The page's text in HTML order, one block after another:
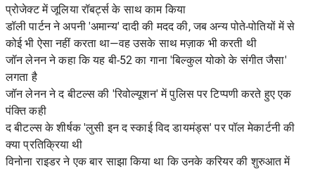
प्रोजेक्ट में जूलिया रॉबर्ट्स के साथ काम किया
डॉली पार्टन ने अपनी 'अमान्य' दादी की मदद की, जब अन्य पोते-पोतियों में से
कोई भी ऐसा नहीं करता था—वह उसके साथ मज़ाक भी करती थी
जॉन लेनन ने कहा कि यह बी-52 का गाना 'बिल्कुल योको के संगीत जैसा'
लगता है
जॉन लेनन ने द बीटल्स की 'रिवोल्यूशन' में पुलिस पर टिप्पणी करते हुए एक
पंक्ति कही
द बीटल्स के शीर्षक 'लुसी इन द स्काई विद डायमंड्स' पर पॉल मेकार्टनी की
क्या प्रतिक्रिया थी
विनोना राइडर ने एक बार साझा किया था कि उनके करियर की शुरुआत में